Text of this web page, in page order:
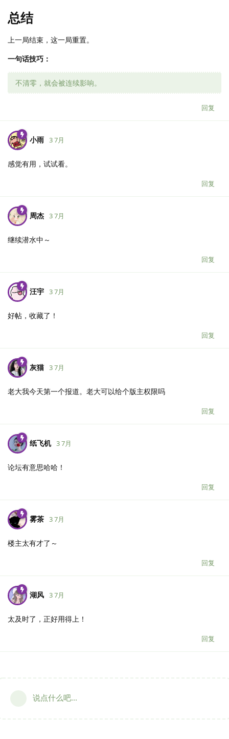
总结
上一局结束，这一局重置。
一句话技巧：
不清零，就会被连续影响。
回复
小雨 3 7月
感觉有用，试试看。
回复
周杰 3 7月
继续潜水中～
回复
汪宇 3 7月
好帖，收藏了！
回复
灰猫 3 7月
老大我今天第一个报道。老大可以给个版主权限吗
回复
纸飞机 3 7月
论坛有意思哈哈！
回复
雾茶 3 7月
楼主太有才了～
回复
湖风 3 7月
太及时了，正好用得上！
回复
说点什么吧...